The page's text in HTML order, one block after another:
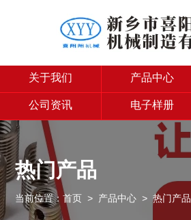
关于我们 产品中心
公司资讯 电子样册
热门产品
当前位置：首页 > 产品中心 >热门产品